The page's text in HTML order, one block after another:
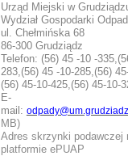
Urząd Miejski w
Wydział Gospodarki
ul. Chełmińska 68
86-300 Grudziądz
Telefon: (56) 45 -10 -
283,(56) 45 -10-285,(56)
(56) 45-10-425,(56) 45-10-
E-
mail:
MB)
Adres skrzynki podawczej
platformie ePUAP